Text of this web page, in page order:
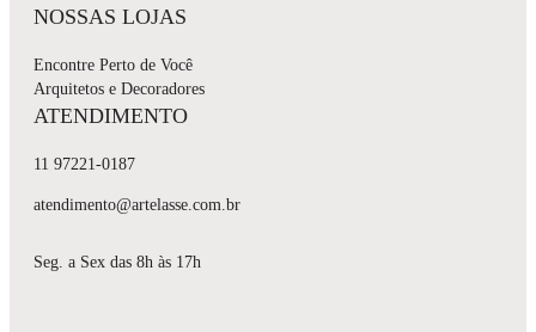
NOSSAS LOJAS
Encontre Perto de Você
Arquitetos e Decoradores
ATENDIMENTO
11 97221-0187
atendimento@artelasse.com.br
Seg. a Sex das 8h às 17h